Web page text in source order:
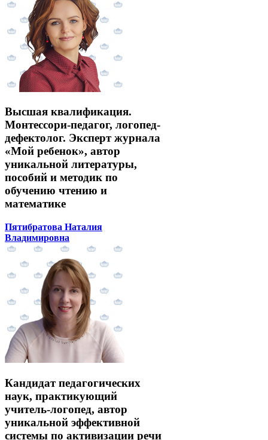
Высшая квалификация.
Монтессори-педагог, логопед-
дефектолог. Эксперт журнала
«Мой ребенок», автор
уникальной литературы,
пособий и методик по
обучению чтению и
математике
Пятибратова Наталия
Владимировна
Кандидат педагогических
наук, практикующий
учитель-логопед, автор
уникальной эффективной
системы по активизации речи